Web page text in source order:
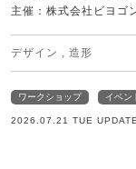
主催：株式会社ビヨゴ
デザイン , 造形
ワークショップ イベン
2026.07.21 TUE